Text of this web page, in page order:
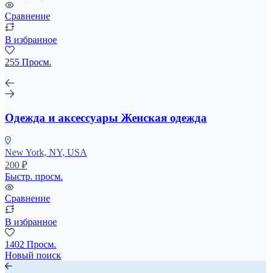
Сравнение
В избранное
255 Просм.
Одежда и аксессуары Женская одежда
New York, NY, USA
200 ₽
Быстр. просм.
Сравнение
В избранное
1402 Просм.
Новый поиск